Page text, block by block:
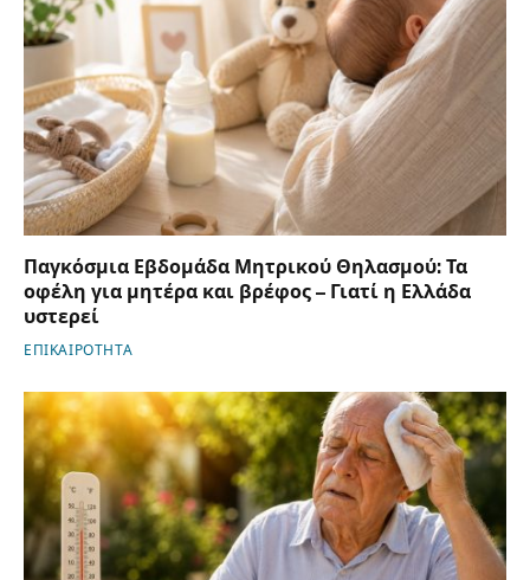
Παγκόσμια Εβδομάδα Μητρικού Θηλασμού: Τα
οφέλη για μητέρα και βρέφος – Γιατί η Ελλάδα
υστερεί
ΕΠΙΚΑΙΡΟΤΗΤΑ